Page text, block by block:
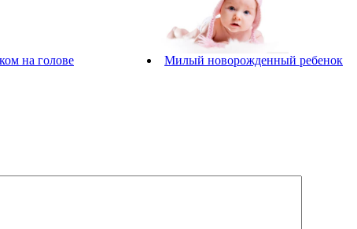
на голове Милый новорожденный ребенок